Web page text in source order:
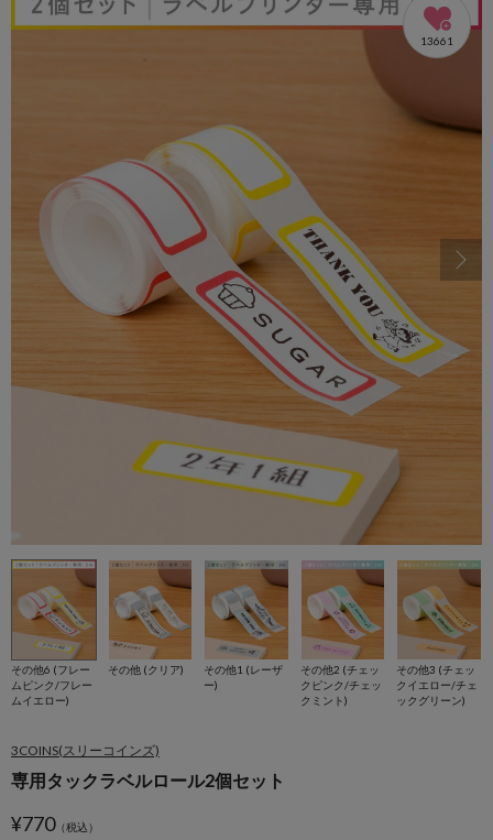
13661
その他6 (フレー
ムピンク/フレー
ムイエロー)
その他 (クリア)
その他1 (レーザ
ー)
その他2 (チェッ
クピンク/チェッ
クミント)
その他3 (チェッ
クイエロー/チェ
ックグリーン)
3COINS(スリーコインズ)
専用タックラベルロール2個セット
¥770（税込）